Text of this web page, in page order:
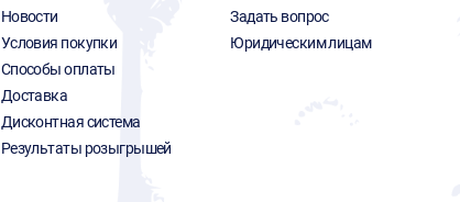
Новости
Условия покупки
Способы оплаты
Доставка
Дисконтная система
Результаты розыгрышей
Задать вопрос
Юридическим лицам